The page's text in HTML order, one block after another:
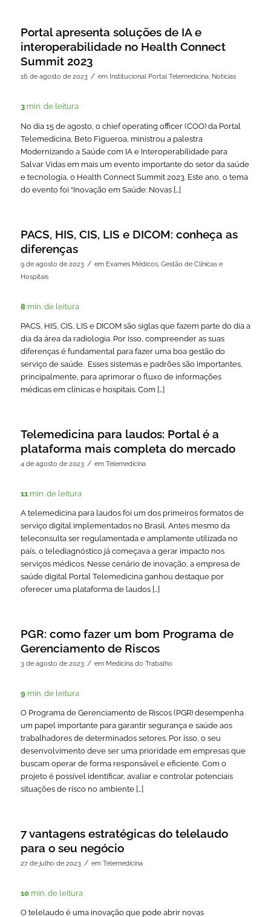
Portal apresenta soluções de IA e
interoperabilidade no Health Connect
Summit 2023
16 de agosto de 2023 / em Institucional Portal Telemedicina, Noticias
3 min. de leitura
No dia 15 de agosto, o chief operating officer (COO) da Portal
Telemedicina, Beto Figueroa, ministrou a palestra
Modernizando a Saúde com IA e Interoperabilidade para
Salvar Vidas em mais um evento importante do setor da saúde
e tecnologia, o Health Connect Summit 2023. Este ano, o tema
do evento foi “Inovação em Saúde: Novas […]
PACS, HIS, CIS, LIS e DICOM: conheça as
diferenças
9 de agosto de 2023 / em Exames Médicos, Gestão de Clínicas e
Hospitais
8 min. de leitura
PACS, HIS, CIS, LIS e DICOM são siglas que fazem parte do dia a
dia da área da radiologia. Por isso, compreender as suas
diferenças é fundamental para fazer uma boa gestão do
serviço de saúde. Esses sistemas e padrões são importantes,
principalmente, para aprimorar o fluxo de informações
médicas em clínicas e hospitais. Com […]
Telemedicina para laudos: Portal é a
plataforma mais completa do mercado
4 de agosto de 2023 / em Telemedicina
11 min. de leitura
A telemedicina para laudos foi um dos primeiros formatos de
serviço digital implementados no Brasil. Antes mesmo da
teleconsulta ser regulamentada e amplamente utilizada no
país, o telediagnóstico já começava a gerar impacto nos
serviços médicos. Nesse cenário de inovação, a empresa de
saúde digital Portal Telemedicina ganhou destaque por
oferecer uma plataforma de laudos […]
PGR: como fazer um bom Programa de
Gerenciamento de Riscos
3 de agosto de 2023 / em Medicina do Trabalho
9 min. de leitura
O Programa de Gerenciamento de Riscos (PGR) desempenha
um papel importante para garantir segurança e saúde aos
trabalhadores de determinados setores. Por isso, o seu
desenvolvimento deve ser uma prioridade em empresas que
buscam operar de forma responsável e eficiente. Com o
projeto é possível identificar, avaliar e controlar potenciais
situações de risco no ambiente […]
7 vantagens estratégicas do telelaudo
para o seu negócio
27 de julho de 2023 / em Telemedicina
10 min. de leitura
O telelaudo é uma inovação que pode abrir novas